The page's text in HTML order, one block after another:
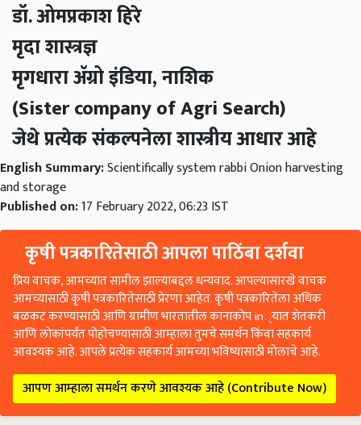
डॉ. ओमप्रकाश हिरे
मृदा शास्त्रज्ञ
मृगधारा ॲग्रो इंडिया, नाशिक
(Sister company of Agri Search)
जेथे प्रत्येक संकल्पनेला शास्त्रीय आधार आहे
English Summary:Scientifically system rabbi Onion harvesting
and storage
Published on:17 February 2022, 06:23 IST
कृषी पत्रकारितेसाठी आपला पाठिंबा दर्शवा
प्रिय वाचक, आमच्यात सामील झाल्याबद्दल धन्यवाद. आपल्यासारखे वाचक
आमच्यासाठी कृषी पत्रकारितेसाठी प्रेरणा आहेत. कृषी पत्रकारितेला अधिक
बळकट करण्यासाठी आणि ग्रामीण भारतातील कानाकोप in्यात शेतकरी
आणि लोकांपर्यंत पोहोचण्यासाठी आम्हाला तुमचे समर्थन किंवा सहकार्य
आवश्यक आहे. आपले प्रत्येक सहकार्य आमच्या भविष्यासाठी मोलाचे आहे.
आपण आम्हाला समर्थन करणे आवश्यक आहे (Contribute Now)